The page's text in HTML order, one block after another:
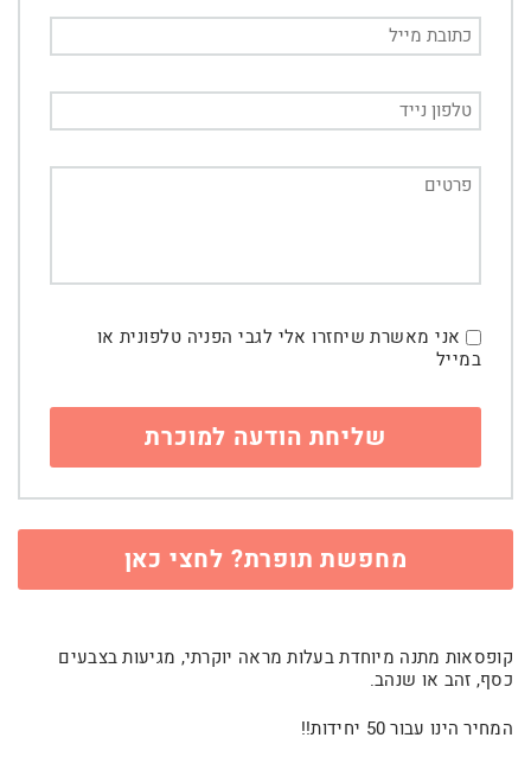
אני מאשרת שיחזרו אלי לגבי הפניה טלפונית או
במייל
מחפשת תופרת? לחצי כאן
קופסאות מתנה מיוחדת בעלות מראה יוקרתי, מגיעות בצבעים
כסף, זהב או שנהב.
המחיר הינו עבור 50 יחידות!!